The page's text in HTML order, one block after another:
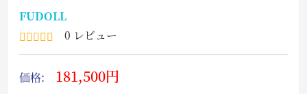
FUDOLL
0 レビュー
価格: 181,500円